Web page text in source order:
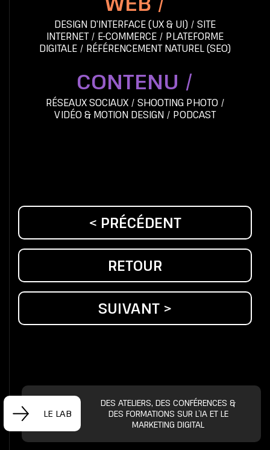
DESIGN D’INTERFACE (UX & UI) / SITE
INTERNET/ E-COMMERCE / PLATEFORME
DIGITALE / RÉFÉRENCEMENT NATUREL (SEO)
RÉSEAUX SOCIAUX/ SHOOTING PHOTO/
VIDÉO & MOTION DESIGN / PODCAST
CONTENU /
< PRÉCÉDENT
RETOUR
SUIVANT >
LE LAB
DES ATELIERS, DES CONFÉRENCES &
DES FORMATIONS SUR L’IA ET LE
MARKETING DIGITAL